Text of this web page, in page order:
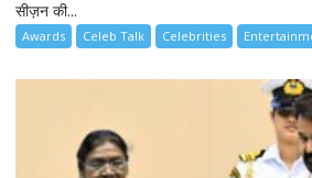
सीज़न की...
Awards Celeb Talk Celebrities